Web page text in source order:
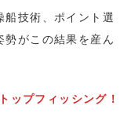
船技術、ポイント選
勢がこの結果を産ん
ップフィッシング！